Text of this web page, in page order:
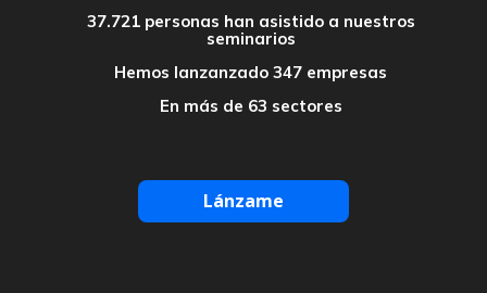
37.721 personas han asistido a nuestros
seminarios
Hemos lanzanzado 347 empresas
En más de 63 sectores
Lánzame